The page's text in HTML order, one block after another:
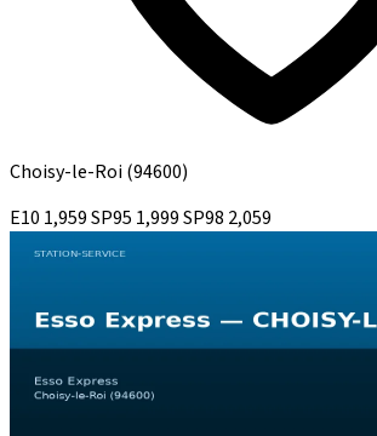
Choisy-le-Roi(94600)
E10 1,959SP95 1,999SP98 2,059